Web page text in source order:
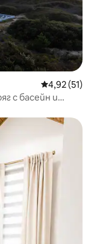
Средна
4,92 (51)
с басейн и